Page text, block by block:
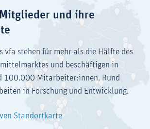
und ihre
vfa stehen für mehr als die Hälfte des
und beschäftigen in
100.000 Mitarbeiter:innen. Rund
in Forschung und Entwicklung.
Standortkarte